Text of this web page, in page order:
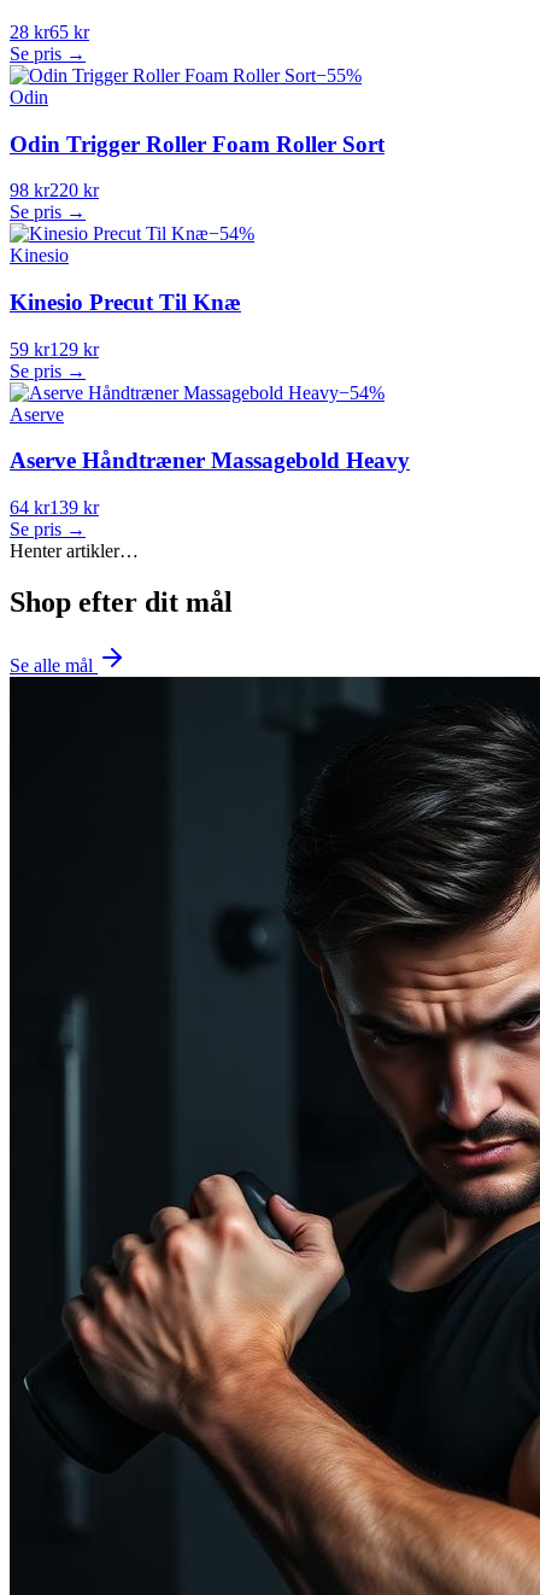
28 kr65 kr
Se pris →
−55%
Odin
Odin Trigger Roller Foam Roller Sort
98 kr220 kr
Se pris →
−54%
Kinesio
Kinesio Precut Til Knæ
59 kr129 kr
Se pris →
−54%
Aserve
Aserve Håndtræner Massagebold Heavy
64 kr139 kr
Se pris →
Henter artikler…
Shop efter dit mål
Se alle mål